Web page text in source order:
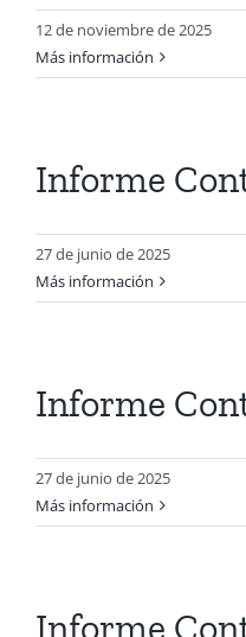
12 de noviembre de 2025
Más información
Informe
27 de junio de 2025
Más información
Informe
27 de junio de 2025
Más información
Informe